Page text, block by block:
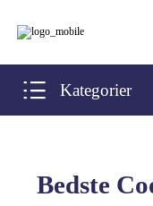
Bedste
Kategorier